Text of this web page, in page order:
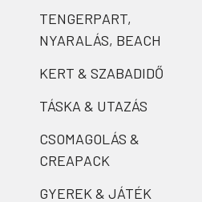
TENGERPART,
NYARALÁS, BEACH
KERT & SZABADIDŐ
TÁSKA & UTAZÁS
CSOMAGOLÁS &
CREAPACK
GYEREK & JÁTÉK